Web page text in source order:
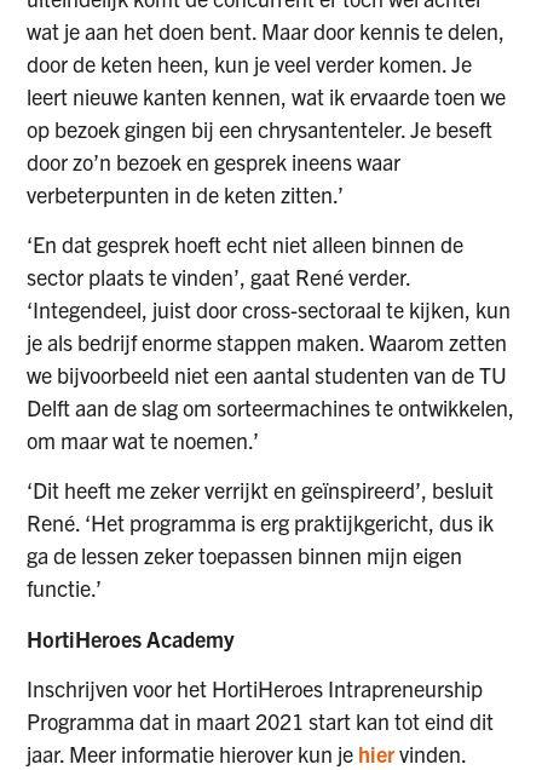
wat je aan het doen bent. Maar door kennis te delen,
door de keten heen, kun je veel verder komen. Je
leert nieuwe kanten kennen, wat ik ervaarde toen we
op bezoek gingen bij een chrysantenteler. Je beseft
door zo’n bezoek en gesprek ineens waar
verbeterpunten in de keten zitten.’
‘En dat gesprek hoeft echt niet alleen binnen de
sector plaats te vinden’, gaat René verder.
‘Integendeel, juist door cross-sectoraal te kijken, kun
je als bedrijf enorme stappen maken. Waarom zetten
we bijvoorbeeld niet een aantal studenten van de TU
Delft aan de slag om sorteermachines te ontwikkelen,
om maar wat te noemen.’
‘Dit heeft me zeker verrijkt en geïnspireerd’, besluit
René. ‘Het programma is erg praktijkgericht, dus ik
ga de lessen zeker toepassen binnen mijn eigen
functie.’
HortiHeroes Academy
Inschrijven voor het HortiHeroes Intrapreneurship
Programma dat in maart 2021 start kan tot eind dit
jaar. Meer informatie hierover kun je hiervinden.